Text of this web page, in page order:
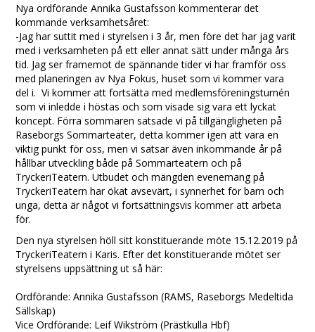
Nya ordförande Annika Gustafsson kommenterar det
kommande verksamhetsåret:
-Jag har suttit med i styrelsen i 3 år, men före det har jag varit
med i verksamheten på ett eller annat sätt under många års
tid. Jag ser framemot de spännande tider vi har framför oss
med planeringen av Nya Fokus, huset som vi kommer vara
del i. Vi kommer att fortsätta med medlemsföreningsturnén
som vi inledde i höstas och som visade sig vara ett lyckat
koncept. Förra sommaren satsade vi på tillgängligheten på
Raseborgs Sommarteater, detta kommer igen att vara en
viktig punkt för oss, men vi satsar även inkommande år på
hållbar utveckling både på Sommarteatern och på
TryckeriTeatern. Utbudet och mängden evenemang på
TryckeriTeatern har ökat avsevärt, i synnerhet för barn och
unga, detta är något vi fortsättningsvis kommer att arbeta
för.
Den nya styrelsen höll sitt konstituerande möte 15.12.2019 på
TryckeriTeatern i Karis. Efter det konstituerande mötet ser
styrelsens uppsättning ut så här:
Ordförande: Annika Gustafsson (RAMS, Raseborgs Medeltida
Sällskap)
Vice Ordförande: Leif Wikström (Prästkulla Hbf)